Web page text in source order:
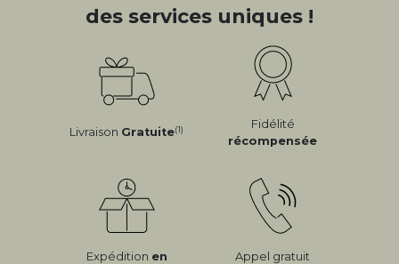
des services uniques !
Livraison Gratuite(1)
Fidélité
récompensée
Expédition en
Appel gratuit